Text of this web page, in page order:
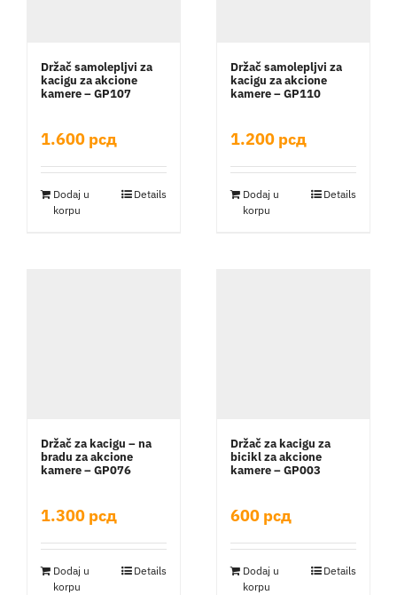
Držač samolepljvi za
kacigu za akcione
kamere – GP107
1.600 рсд
Dodaj u
korpu
Details
Držač samolepljvi za
kacigu za akcione
kamere – GP110
1.200 рсд
Dodaj u
korpu
Details
Držač za kacigu – na
bradu za akcione
kamere – GP076
1.300 рсд
Dodaj u
korpu
Details
Držač za kacigu za
bicikl za akcione
kamere – GP003
600 рсд
Dodaj u
korpu
Details